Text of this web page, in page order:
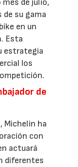
mes de julio,
su gama
en un
Esta
estrategia
los
de
Michelin ha
con
actuará
diferentes